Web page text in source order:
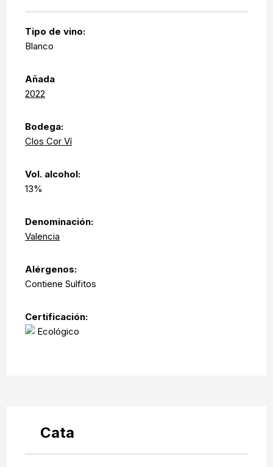
Tipo de vino:
Blanco
Añada
2022
Bodega:
Clos Cor Ví
Vol. alcohol:
13%
Denominación:
Valencia
Alérgenos:
Contiene Sulfitos
Certificación:
Ecológico
Cata